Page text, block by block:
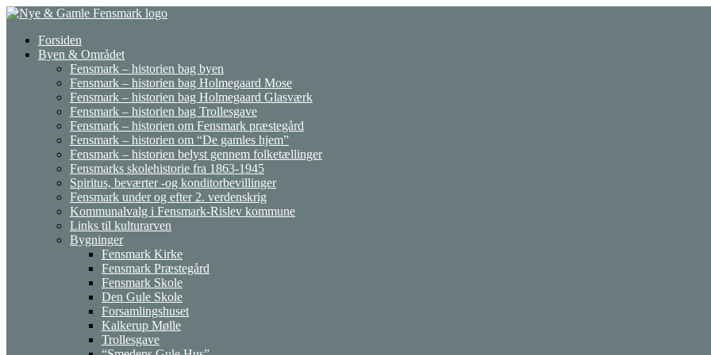
Gå
indholdForsiden
Byen & Området
Fensmark – historien bag byen
Fensmark – historien bag Holmegaard Mose
Fensmark – historien bag Holmegaard Glasværk
Fensmark – historien bag Trollesgave
Fensmark – historien om Fensmark præstegård
Fensmark – historien om “De gamles hjem”
Fensmark – historien belyst gennem folketællinger
Fensmarks skolehistorie fra 1863-1945
Spiritus, beværter -og konditorbevillinger
Fensmark under og efter 2. verdenskrig
Kommunalvalg i Fensmark-Rislev kommune
Links til kulturarven
Bygninger
Fensmark Kirke
Fensmark Præstegård
Fensmark Skole
Den Gule Skole
Forsamlingshuset
Kalkerup Mølle
Trollesgave